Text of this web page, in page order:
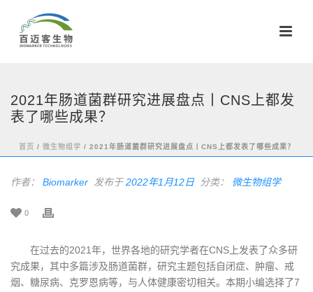
2021年肠道菌群研究进展盘点丨CNS上都发
表了哪些成果？
首页 / 微生物组学 / 2021年肠道菌群研究进展盘点丨CNS上都发表了哪些成果？
作者： Biomarker 发布于2022年1月12日 分类： 微生物组学
0
在过去的2021年，世界各地的研究学者在CNS上发表了众多研
究成果，其中多篇涉及肠道菌群，研究主题包括自闭症、肿瘤、戒
烟、糖尿病、克罗恩病等，与人体健康密切相关。本期小编选择了7